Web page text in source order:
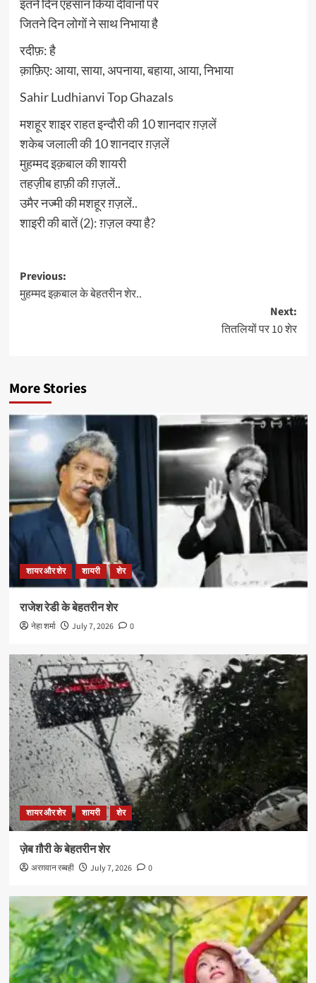
इतने दिन एहसान किया दीवानों पर
जितने दिन लोगों ने साथ निभाया है
रदीफ़: है
क़ाफ़िए: आया, साया, अपनाया, बहाया, आया, निभाया
Sahir Ludhianvi Top Ghazals
मशहूर शाइर राहत इन्दौरी की 10 शानदार ग़ज़लें
शकेब जलाली की 10 शानदार ग़ज़लें
मुहम्मद इक़बाल की शायरी
तहज़ीब हाफ़ी की ग़ज़लें..
उमैर नज्मी की मशहूर ग़ज़लें..
शाइरी की बातें (2): ग़ज़ल क्या है?
Post
navigation
Previous:
मुहम्मद इक़बाल के बेहतरीन शेर..
Next:
तितलियों पर 10 शेर
More Stories
शायर और शेर शायरी शेर
राजेश रेडी के बेहतरीन शेर
नेहा शर्मा July 7, 2026 0
शायर और शेर शायरी शेर
ज़ेब ग़ौरी के बेहतरीन शेर
अरग़वान रब्बही July 7, 2026 0